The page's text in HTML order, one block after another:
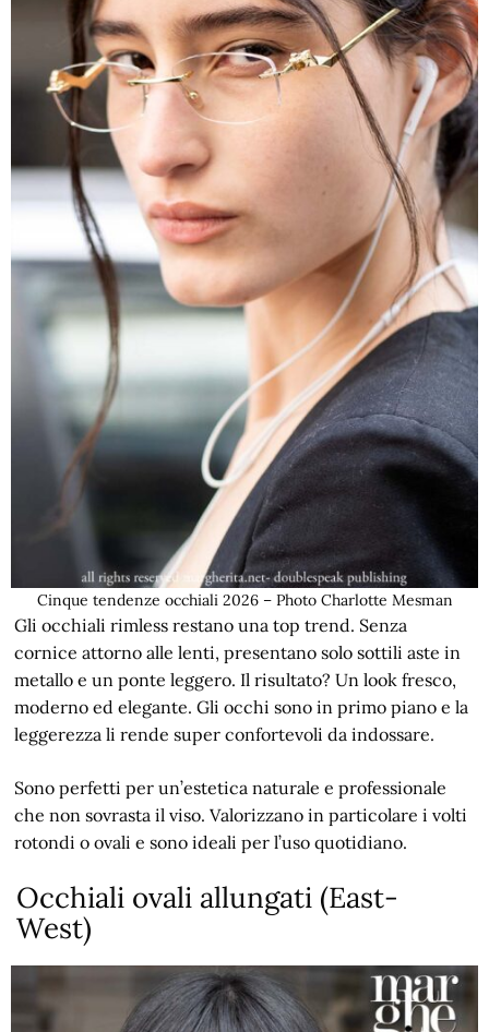
Cinque tendenze occhiali 2026 – Photo Charlotte Mesman
Gli occhiali rimless restano una top trend. Senza
cornice attorno alle lenti, presentano solo sottili aste in
metallo e un ponte leggero. Il risultato? Un look fresco,
moderno ed elegante. Gli occhi sono in primo piano e la
leggerezza li rende super confortevoli da indossare.
Sono perfetti per un’estetica naturale e professionale
che non sovrasta il viso. Valorizzano in particolare i volti
rotondi o ovali e sono ideali per l’uso quotidiano.
Occhiali ovali allungati (East-
West)